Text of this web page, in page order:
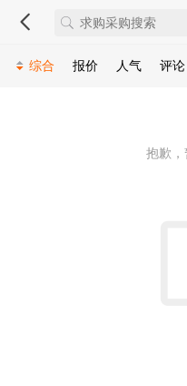
综合 报价 人气 评论
抱歉，